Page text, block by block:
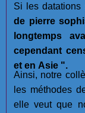
Si les datations
de pierre
longtemps
cependant
et en Asie ".
Ainsi, notre
les méthodes
elle veut que